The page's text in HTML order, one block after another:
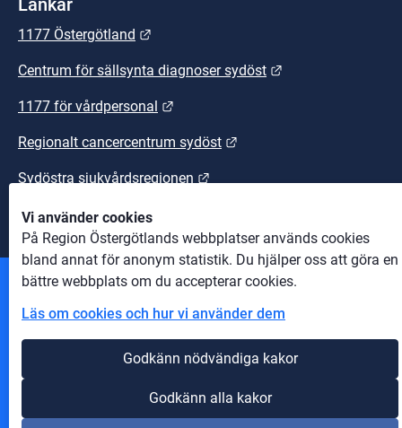
Vi använder cookies
På Region Östergötlands webbplatser används cookies
bland annat för anonym statistik. Du hjälper oss att göra en
bättre webbplats om du accepterar cookies.
Läs om cookies och hur vi använder dem
Godkänn nödvändiga kakor
Godkänn alla kakor
Länkar
1177 Östergötland
Centrum för sällsynta diagnoser sydöst
1177 för vårdpersonal
Regionalt cancercentrum sydöst
Sydöstra sjukvårdsregionen
Information om cookies
Om webbplatsen
Tillgänglighet på webbplatsen